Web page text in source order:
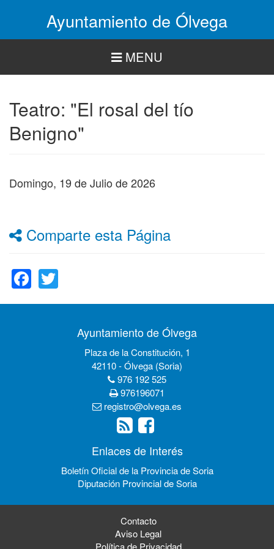
Ayuntamiento de Ólvega
MENU
Teatro: "El rosal del tío
Benigno"
Domingo, 19 de Julio de 2026
Comparte esta Página
Facebook
Ayuntamiento de Ólvega
Plaza de la Constitución, 1
42110 - Ólvega (Soria)
976 192 525
976196071
registro@olvega.es
Enlaces de Interés
Boletín Oficial de la Provincia de Soria
Diputación Provincial de Soria
Contacto
Aviso Legal
Política de Privacidad